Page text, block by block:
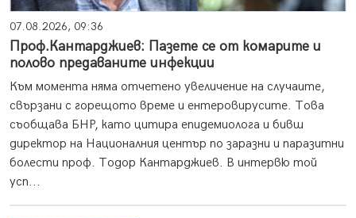
07.08.2026, 09:36
Проф.Кантарджиев: Пазете се от комарите и
полово предаваните инфекции
Към момента няма отчетено увеличение на случаите,
свързани с горещото време и ентеровирусите. Това
съобщава БНР, като цитира епидемиолога и бивш
директор на Националния център по заразни и паразитни
болести проф. Тодор Кантарджиев. В интервю той
усп...